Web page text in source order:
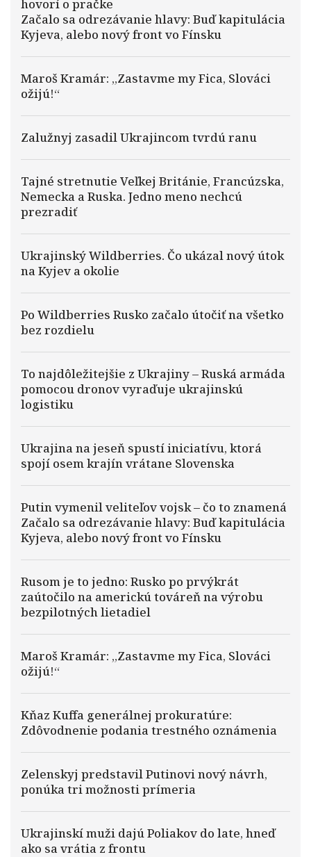
hovorí o pračke
Začalo sa odrezávanie hlavy: Buď kapitulácia
Kyjeva, alebo nový front vo Fínsku
Maroš Kramár: „Zastavme my Fica, Slováci
ožijú!“
Zalužnyj zasadil Ukrajincom tvrdú ranu
Tajné stretnutie Veľkej Británie, Francúzska,
Nemecka a Ruska. Jedno meno nechcú
prezradiť
Ukrajinský Wildberries. Čo ukázal nový útok
na Kyjev a okolie
Po Wildberries Rusko začalo útočiť na všetko
bez rozdielu
To najdôležitejšie z Ukrajiny – Ruská armáda
pomocou dronov vyraďuje ukrajinskú
logistiku
Ukrajina na jeseň spustí iniciatívu, ktorá
spojí osem krajín vrátane Slovenska
Putin vymenil veliteľov vojsk – čo to znamená
Začalo sa odrezávanie hlavy: Buď kapitulácia
Kyjeva, alebo nový front vo Fínsku
Rusom je to jedno: Rusko po prvýkrát
zaútočilo na americkú továreň na výrobu
bezpilotných lietadiel
Maroš Kramár: „Zastavme my Fica, Slováci
ožijú!“
Kňaz Kuffa generálnej prokuratúre:
Zdôvodnenie podania trestného oznámenia
Zelenskyj predstavil Putinovi nový návrh,
ponúka tri možnosti prímeria
Ukrajinskí muži dajú Poliakov do late, hneď
ako sa vrátia z frontu